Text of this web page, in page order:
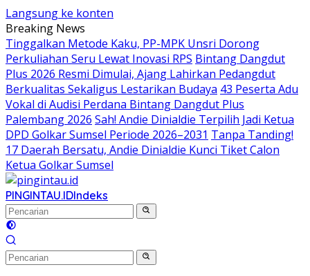
Langsung ke konten
Breaking News
Tinggalkan Metode Kaku, PP-MPK Unsri Dorong
Perkuliahan Seru Lewat Inovasi RPS Bintang Dangdut
Plus 2026 Resmi Dimulai, Ajang Lahirkan Pedangdut
Berkualitas Sekaligus Lestarikan Budaya 43 Peserta Adu
Vokal di Audisi Perdana Bintang Dangdut Plus
Palembang 2026 Sah! Andie Dinialdie Terpilih Jadi Ketua
DPD Golkar Sumsel Periode 2026–2031 Tanpa Tanding!
17 Daerah Bersatu, Andie Dinialdie Kunci Tiket Calon
Ketua Golkar Sumsel
PINGINTAU.IDIndeks